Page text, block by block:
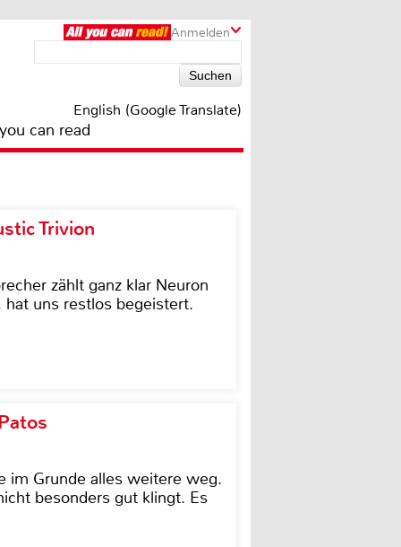
Anmelden
English (Google Translate)
can read
Trivion
zählt ganz klar Neuron
uns restlos begeistert.
im Grunde alles weitere weg.
besonders gut klingt. Es